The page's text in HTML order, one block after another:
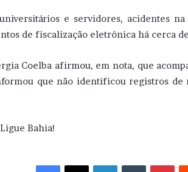
e servidores, acidentes
de fiscalização eletrônica há cerca
Coelba afirmou, em nota, que
que não identificou registros
Bahia!
Facebook X Linkedin